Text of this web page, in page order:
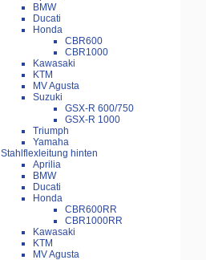
BMW
Ducati
Honda
CBR600
CBR1000
Kawasaki
KTM
MV Agusta
Suzuki
GSX-R 600/750
GSX-R 1000
Triumph
Yamaha
Stahlflexleitung hinten
Aprilia
BMW
Ducati
Honda
CBR600RR
CBR1000RR
Kawasaki
KTM
MV Agusta